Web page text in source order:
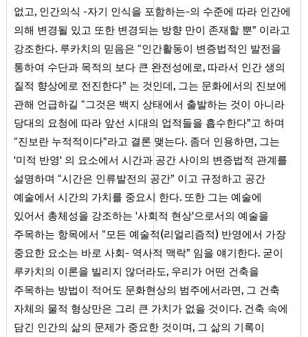
없고, 인간의식 -자기 인식을 포함하는-의 수준에 따라 인간에
의해 변경될 있고 또한 변경되는 방향 만이 존재할 뿐” 이라고
강조한다. 루카치의 믿음은 “인간활동이 변증법적인 발전을
통하여 수단과 목적의 보다 큰 완전성에로, 따라서 인간 생의
질적 향상에로 전진한다” 는 것인데, 그는 문화에서의 진보에
관해 언급하길 “그것은 백지 상태에서 출발하는 것이 아니라
당대의 요청에 따라 앞선 시대의 업적들을 흡수한다”고 하며
“진보란 누적적이다”라고 결론 맺는다. 좀더 인용하면, 그는
'미적 반영' 의 요소에서 시간과 공간 사이의 변증법적 관계를
설명하며 “시간은 인류발전의 공간” 이고 규정하고 공간
예술에서 시간의 가치를 중요시 한다. 또한 그는 예술에
있어서 총체성을 강조하는 '사회적 현상'으로서의 예술을
주목하는 항목에서 “모든 예술적(리얼리즘적) 반영에서 가장
중요한 요소는 바로 사회- 역사적 맥락” 임을 얘기한다. 굳이
루카치의 이론을 빌리지 않더라도, 우리가 어떤 건축을
주목하는 방법이 적어도 문화현상의 범주에서라면, 그 건축
자체의 물적 형상만은 그리 큰 가치가 없을 것이다. 건축 속에
담긴 인간의 삶의 문제가 중요한 것이며, 그 삶의 기록이